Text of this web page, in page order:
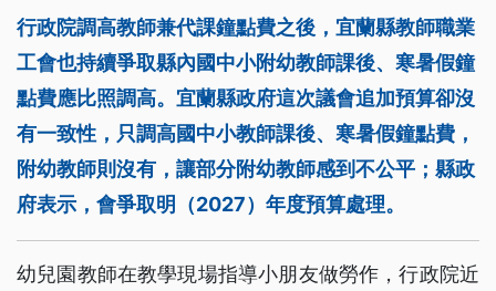
行政院調高教師兼代課鐘點費之後，宜蘭縣教師職業
工會也持續爭取縣內國中小附幼教師課後、寒暑假鐘
點費應比照調高。宜蘭縣政府這次議會追加預算卻沒
有一致性，只調高國中小教師課後、寒暑假鐘點費，
附幼教師則沒有，讓部分附幼教師感到不公平；縣政
府表示，會爭取明（2027）年度預算處理。
幼兒園教師在教學現場指導小朋友做勞作，行政院近